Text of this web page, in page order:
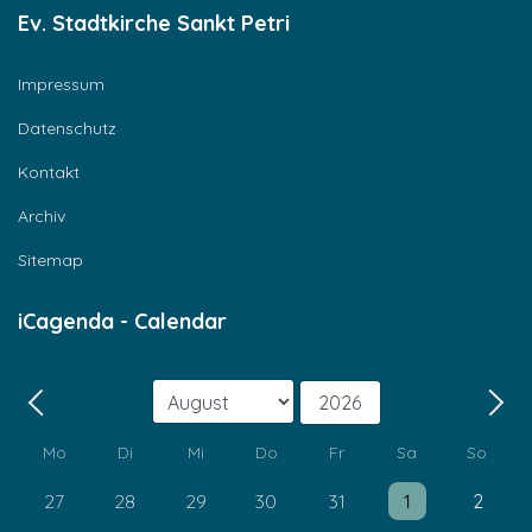
Ev. Stadtkirche Sankt Petri
Impressum
Datenschutz
Kontakt
Archiv
Sitemap
iCagenda - Calendar
Zurück - Monat
Jahr
Mo
Di Mi Do Fr Sa So
27 28 29 30 31
Einzelne Veranstaltung
1
Einzelne 2